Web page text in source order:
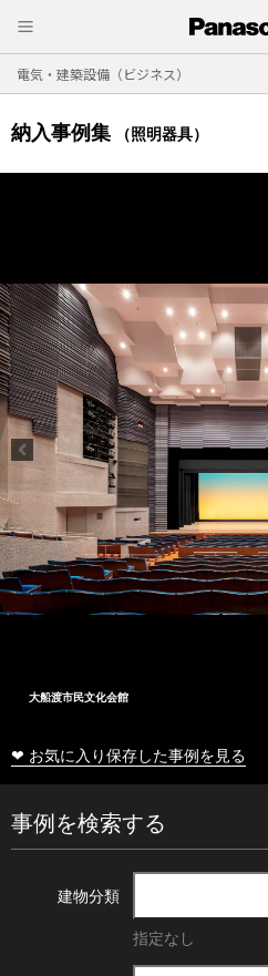
電気・建築設備（ビジネス）
納入事例集 （照明器具）
大船渡市民文化会館
❤ お気に入り保存した事例を見る
事例を検索する
建物分類
指定なし